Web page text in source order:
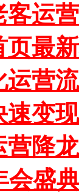
客运
页最
运营
速变现
营降
会盛